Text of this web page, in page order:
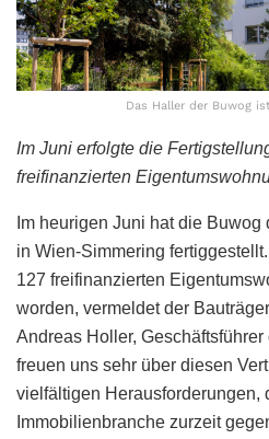
Das Haller der Buwog
Im Juni erfolgte die
freifinanzierten
Im heurigen Juni hat die Buwog
in Wien-Simmering
127 freifinanzierten
worden, vermeldet der
Andreas Holler, Geschäftsführer
freuen uns sehr über diesen
vielfältigen Herausforderungen,
Immobilienbranche zurzeit